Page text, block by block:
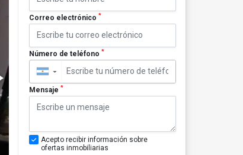
Correo electrónico *
Número de teléfono *
▼
Mensaje *
Acepto recibir información sobre
ofertas inmobiliarias